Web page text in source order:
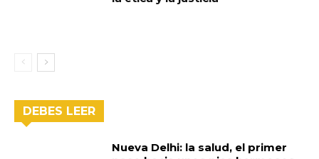
DEBES LEER
Nueva Delhi: la salud, el primer